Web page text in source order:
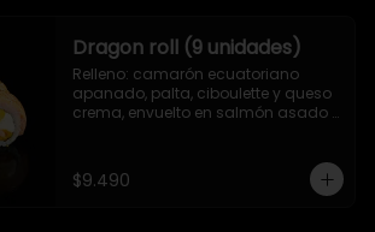
Dragon roll (9 unidades)
Relleno: camarón ecuatoriano
apanado, palta, ciboulette y queso
crema, envuelto en salmón asado
$9.490